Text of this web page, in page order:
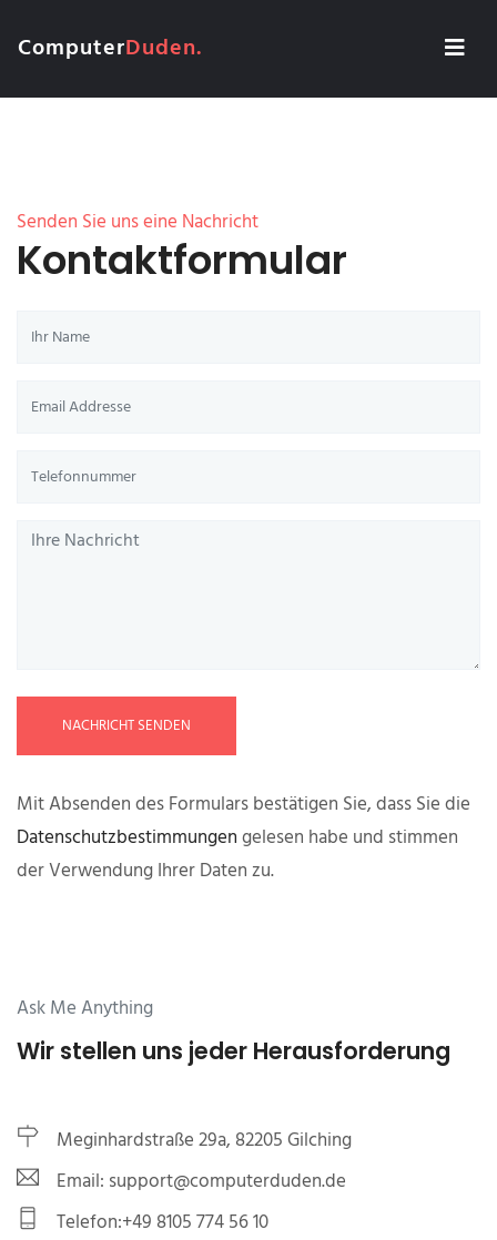
ComputerDuden.
Senden Sie uns eine Nachricht
Kontaktformular
NACHRICHT SENDEN
Mit Absenden des Formulars bestätigen Sie, dass Sie die
Datenschutzbestimmungengelesen habe und stimmen
der Verwendung Ihrer Daten zu.
Ask Me Anything
Wir stellen uns jeder Herausforderung
Meginhardstraße 29a, 82205 Gilching
Email: support@computerduden.de
Telefon:+49 8105 774 56 10